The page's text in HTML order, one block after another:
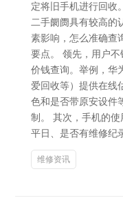
定将旧手机进行回收
二手阛阓具有较高的
素影响，怎么准确查
要点。 领先，用户
价钱查询。举例，华
爱回收等）提供在线
色和是否带原安设件
制。 其次，手机的
平日、是否有维修纪
维修资讯